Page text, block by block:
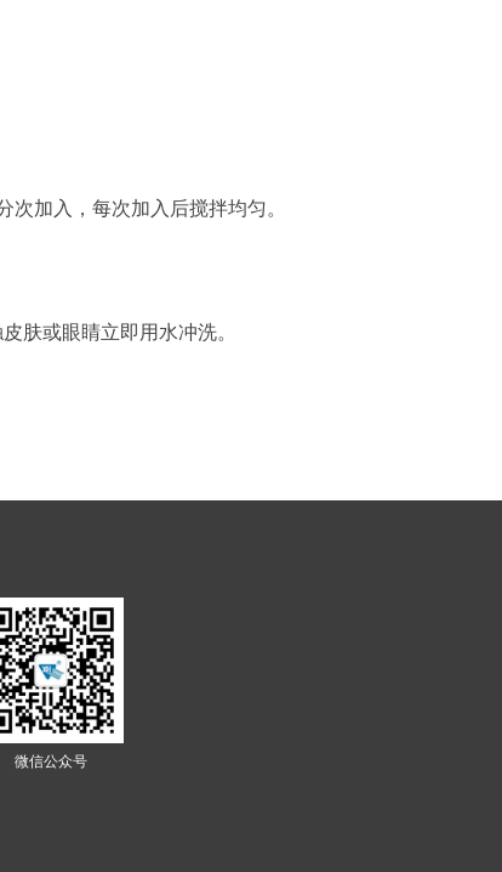
加入，每次加入后搅拌均匀。
肤或眼睛立即用水冲洗。
微信公众号